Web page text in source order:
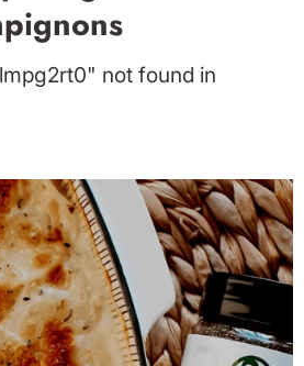
not found in